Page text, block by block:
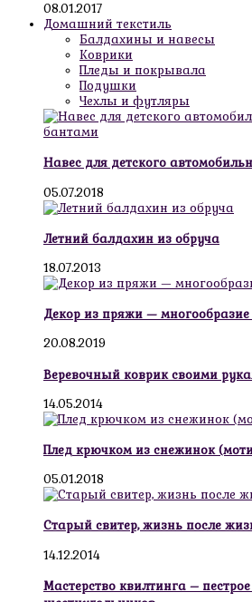
08.01.2017
Домашний текстиль
Балдахины и навесы
Коврики
Пледы и покрывала
Подушки
Чехлы и футляры
Навес для детского
05.07.2018
Летний балдахин из обруча
18.07.2013
Декор из пряжи —
20.08.2019
Веревочный коврик своими
14.05.2014
Плед крючком из снежинок
05.01.2018
Старый свитер, жизнь после
14.12.2014
Мастерство квилтинга –